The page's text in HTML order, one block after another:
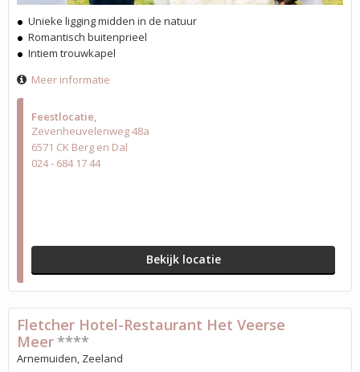
Feestlocatie
Zevenheuvelenweg 48a
6571 CK Berg en Dal
024 - 684 17 44
Bekijk locatie
Unieke ligging midden in de natuur
Romantisch buitenprieel
Intiem trouwkapel
Meer informatie
Fletcher Hotel-Restaurant Het Veerse
Meer ****
Arnemuiden, Zeeland